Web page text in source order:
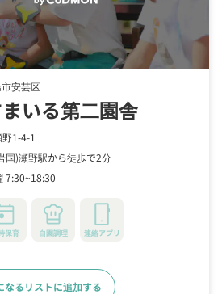
安芸区
いる第二園舎
1-4-1
国)瀬野駅から徒歩で2分
7:30~18:30
保育 自園調理 連絡アプリ
なるリストに追加する